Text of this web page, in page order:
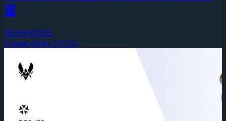
退
2026年8月8日
Counter-Strike 2 (CS2)